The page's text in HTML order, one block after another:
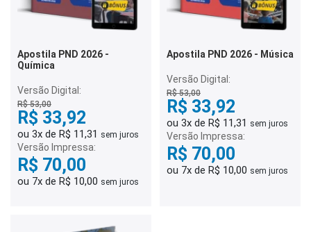
Apostila PND 2026 -
Química
Versão Digital:
R$ 53,00
R$ 33,92
ou 3x de R$ 11,31 sem juros
Versão Impressa:
R$ 70,00
ou 7x de R$ 10,00 sem juros
Apostila PND 2026 - Música
Versão Digital:
R$ 53,00
R$ 33,92
ou 3x de R$ 11,31 sem juros
Versão Impressa:
R$ 70,00
ou 7x de R$ 10,00 sem juros